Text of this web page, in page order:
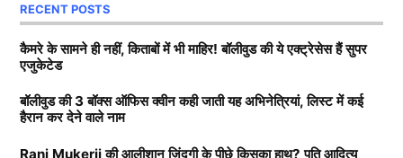
इसलिए यहां किसी प्रकार की खगोलीय या धार्मिक गतिविधि पर
सीधा असर नहीं पड़ेगा। ज्योतिष शास्त्र में कहा गया है कि जिस
स्थान से ग्रहण दिखाई नहीं देता, वहां इसका सूतक काल भी मान्य
नहीं होता। इसलिए भारत के मंदिरों और धार्मिक स्थलों में सामान्य
दिनचर्या की तरह पूजा-पाठ और अनुष्ठान किए जा सकेंगे।
1.दीपिका पादुकोण ( Deepika
Padukone)
RECENT POSTS
कैमरे के सामने ही नहीं, किताबों में भी माहिर! बॉलीवुड की ये एक्ट्रेसेस हैं सुपर
एजुकेटेड
बॉलीवुड की 3 बॉक्स ऑफिस क्वीन कही जाती यह अभिनेत्रियां, लिस्ट में कई
हैरान कर देने वाले नाम
Rani Mukerji की आलीशान ज़िंदगी के पीछे किसका हाथ? पति आदित्य